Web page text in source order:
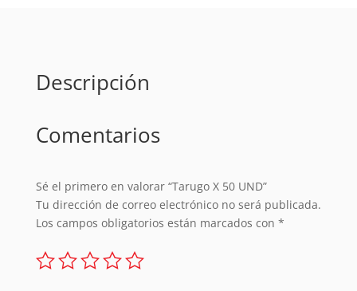
Descripción
Comentarios
Sé el primero en valorar “Tarugo X 50 UND”
Tu dirección de correo electrónico no será publicada.
Los campos obligatorios están marcados con *